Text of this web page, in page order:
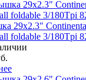
29x2.3"
foldable 3/180Tpi